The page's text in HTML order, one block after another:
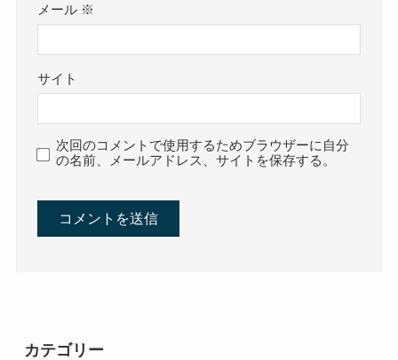
メール ※
サイト
次回のコメントで使用するためブラウザーに自分
の名前、メールアドレス、サイトを保存する。
カテゴリー